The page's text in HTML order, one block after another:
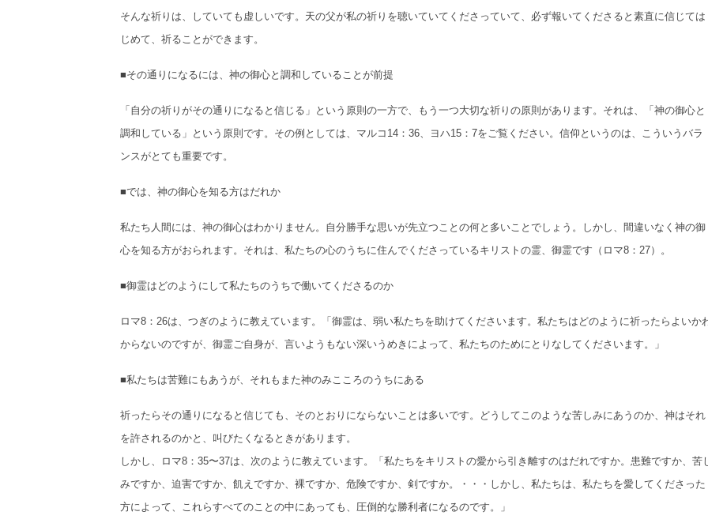
そんな祈りは、していても虚しいです。天の父が私の祈りを聴いていてくださっていて、必ず報いてくださると素直に信じては
じめて、祈ることができます。
■その通りになるには、神の御心と調和していることが前提
「自分の祈りがその通りになると信じる」という原則の一方で、もう一つ大切な祈りの原則があります。それは、「神の御心と
調和している」という原則です。その例としては、マルコ14：36、ヨハ15：7をご覧ください。信仰というのは、こういうバラ
ンスがとても重要です。
■では、神の御心を知る方はだれか
私たち人間には、神の御心はわかりません。自分勝手な思いが先立つことの何と多いことでしょう。しかし、間違いなく神の御
心を知る方がおられます。それは、私たちの心のうちに住んでくださっているキリストの霊、御霊です（ロマ8：27）。
■御霊はどのようにして私たちのうちで働いてくださるのか
ロマ8：26は、つぎのように教えています。「御霊は、弱い私たちを助けてくださいます。私たちはどのように祈ったらよいか
からないのですが、御霊ご自身が、言いようもない深いうめきによって、私たちのためにとりなしてくださいます。」
■私たちは苦難にもあうが、それもまた神のみこころのうちにある
祈ったらその通りになると信じても、そのとおりにならないことは多いです。どうしてこのような苦しみにあうのか、神はそれ
を許されるのかと、叫びたくなるときがあります。
しかし、ロマ8：35〜37は、次のように教えています。「私たちをキリストの愛から引き離すのはだれですか。患難ですか、苦
みですか、迫害ですか、飢えですか、裸ですか、危険ですか、剣ですか。・・・しかし、私たちは、私たちを愛してくださった
方によって、これらすべてのことの中にあっても、圧倒的な勝利者になるのです。」